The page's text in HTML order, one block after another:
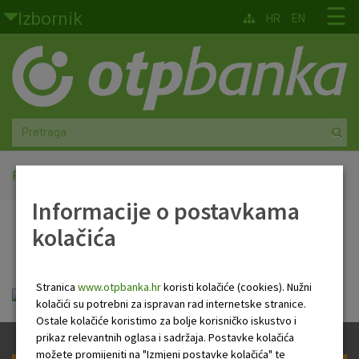
Skoči na glavni sadržaj
Izbornik
Građani
Privatno bankarstvo
Agro
Mala poduzeća i obrtnici
Srednja i velika poduzeća
Faktoring
O nama
☰
HR EN
Početna
Javna objava
Javna objava_OTP_banka_30 09 2020.pdf
Informacije o postavkama
kolačića
Stranica www.otpbanka.hrkoristi kolačiće (cookies). Nužni
kolačići su potrebni za ispravan rad internetske stranice.
Ostale kolačiće koristimo za bolje korisničko iskustvo i
prikaz relevantnih oglasa i sadržaja. Postavke kolačića
možete promijeniti na "Izmjeni postavke kolačića" te